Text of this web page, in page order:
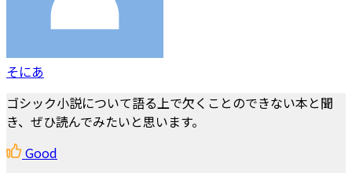
そにあ
ゴシック小説について語る上で欠くことのできない本と聞
き、ぜひ読んでみたいと思います。
Good